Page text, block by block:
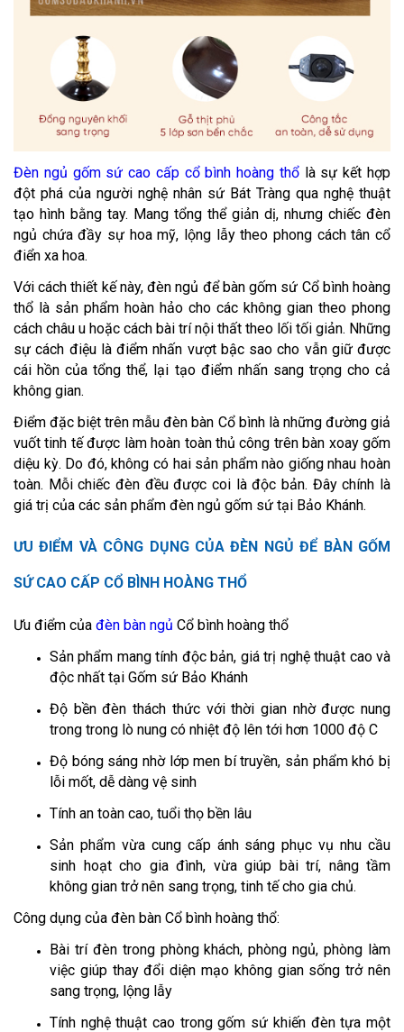
Đèn ngủ gốm sứ cao cấp cổ bình hoàng thổlà sự kết hợp
đột phá của người nghệ nhân sứ Bát Tràng qua nghệ thuật
tạo hình bằng tay. Mang tổng thể giản dị, nhưng chiếc đèn
ngủ chứa đầy sự hoa mỹ, lộng lẫy theo phong cách tân cổ
điển xa hoa.
Với cách thiết kế này, đèn ngủ để bàn gốm sứ Cổ bình hoàng
thổ là sản phẩm hoàn hảo cho các không gian theo phong
cách châu u hoặc cách bài trí nội thất theo lối tối giản. Những
sự cách điệu là điểm nhấn vượt bậc sao cho vẫn giữ được
cái hồn của tổng thể, lại tạo điểm nhấn sang trọng cho cả
không gian.
Điểm đặc biệt trên mẫu đèn bàn Cổ bình là những đường giả
vuốt tinh tế được làm hoàn toàn thủ công trên bàn xoay gốm
diệu kỳ. Do đó, không có hai sản phẩm nào giống nhau hoàn
toàn. Mỗi chiếc đèn đều được coi là độc bản. Đây chính là
giá trị của các sản phẩm đèn ngủ gốm sứ tại Bảo Khánh.
ƯU ĐIỂM VÀ CÔNG DỤNG CỦA ĐÈN NGỦ ĐỂ BÀN GỐM
SỨ CAO CẤP CỔ BÌNH HOÀNG THỔ
Ưu điểm của đèn bàn ngủ Cổ bình hoàng thổ
Sản phẩm mang tính độc bản, giá trị nghệ thuật cao và
độc nhất tại Gốm sứ Bảo Khánh
Độ bền đèn thách thức với thời gian nhờ được nung
trong trong lò nung có nhiệt độ lên tới hơn 1000 độ C
Độ bóng sáng nhờ lớp men bí truyền, sản phẩm khó bị
lỗi mốt, dễ dàng vệ sinh
Tính an toàn cao, tuổi thọ bền lâu
Sản phẩm vừa cung cấp ánh sáng phục vụ nhu cầu
sinh hoạt cho gia đình, vừa giúp bài trí, nâng tầm
không gian trở nên sang trọng, tinh tế cho gia chủ.
Công dụng của đèn bàn Cổ bình hoàng thổ:
Bài trí đèn trong phòng khách, phòng ngủ, phòng làm
việc giúp thay đổi diện mạo không gian sống trở nên
sang trọng, lộng lẫy
Tính nghệ thuật cao trong gốm sứ khiến đèn tựa một